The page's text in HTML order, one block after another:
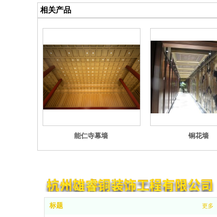
相关产品
能仁寺幕墙 铜花墙
标题 更多